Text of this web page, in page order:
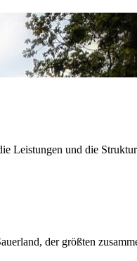
Leistungen und die
der größten